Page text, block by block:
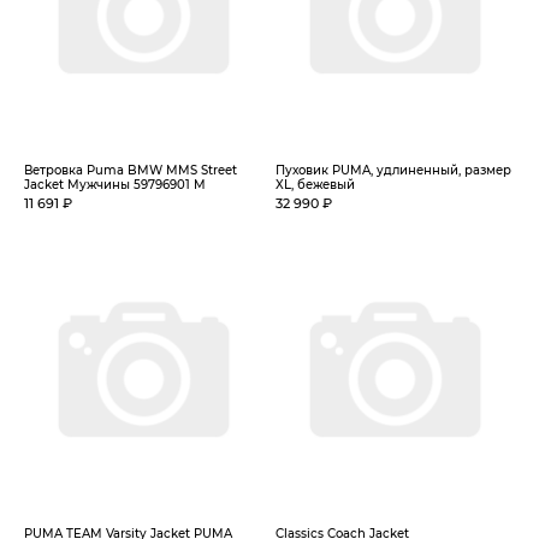
Ветровка Puma BMW MMS Street
Jacket Мужчины 59796901 M
11 691 ₽
Пуховик PUMA, удлиненный, размер
XL, бежевый
32 990 ₽
PUMA TEAM Varsity Jacket PUMA Classics Coach Jacket